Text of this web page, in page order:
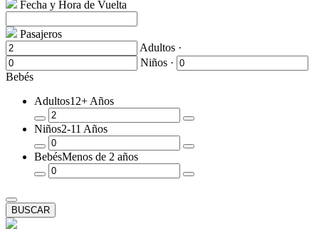
Fecha y Hora de Vuelta
Pasajeros
Adultos ·
Niños ·
Bebés
Adultos12+ Años
Quitar
un
Pasajero
Añadir
Pasajero
Niños2-11 Años
Quitar
un
Pasajero
Añadir
Pasajero
BebésMenos de 2 años
Quitar
Pasajero
Añadir
BUSCAR